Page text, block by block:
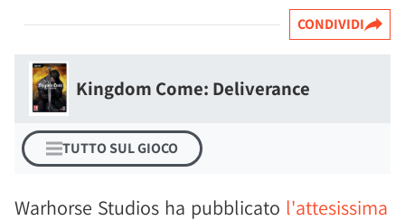
CONDIVIDI
Kingdom Come: Deliverance
TUTTO SUL GIOCO
Warhorse Studios ha pubblicato l'attesissima